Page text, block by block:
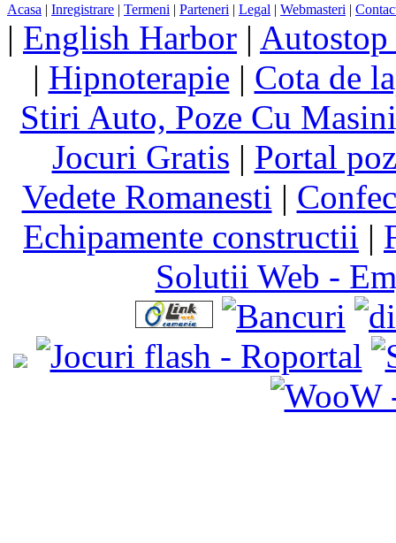
Acasa | Inregistrare | Termeni | Parteneri | Legal | Webmasteri |
| English Harbor |
| Hipnoterapie | Cota de
Stiri Auto, Poze Cu
Jocuri Gratis | Portal
Vedete Romanesti |
Echipamente constructii |
Solutii Web -